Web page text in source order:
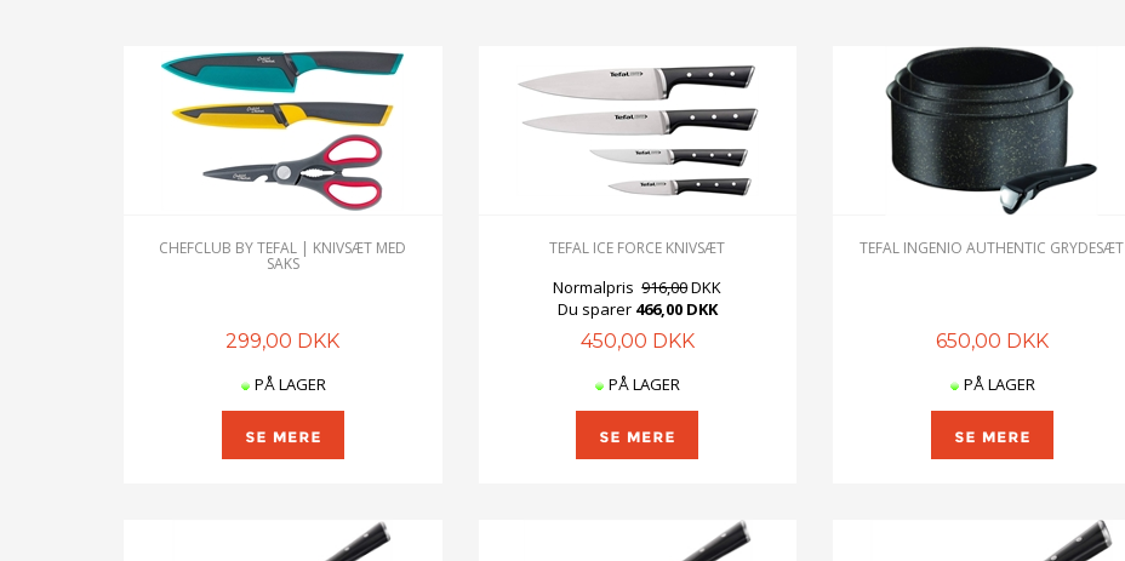
CHEFCLUB BY TEFAL | KNIVSÆT MED
SAKS
299,00 DKK
PÅ LAGER
TEFAL ICE FORCE KNIVSÆT
Normalpris 916,00DKK
Du sparer 466,00 DKK
450,00 DKK
PÅ LAGER
TEFAL INGENIO AUTHENTIC GRYDESÆT
650,00 DKK
PÅ LAGER